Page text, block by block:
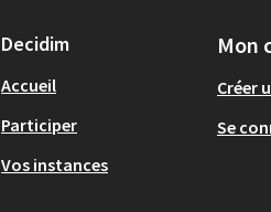
Decidim
Accueil
Participer
Vos instances
Mon
Créer
Se